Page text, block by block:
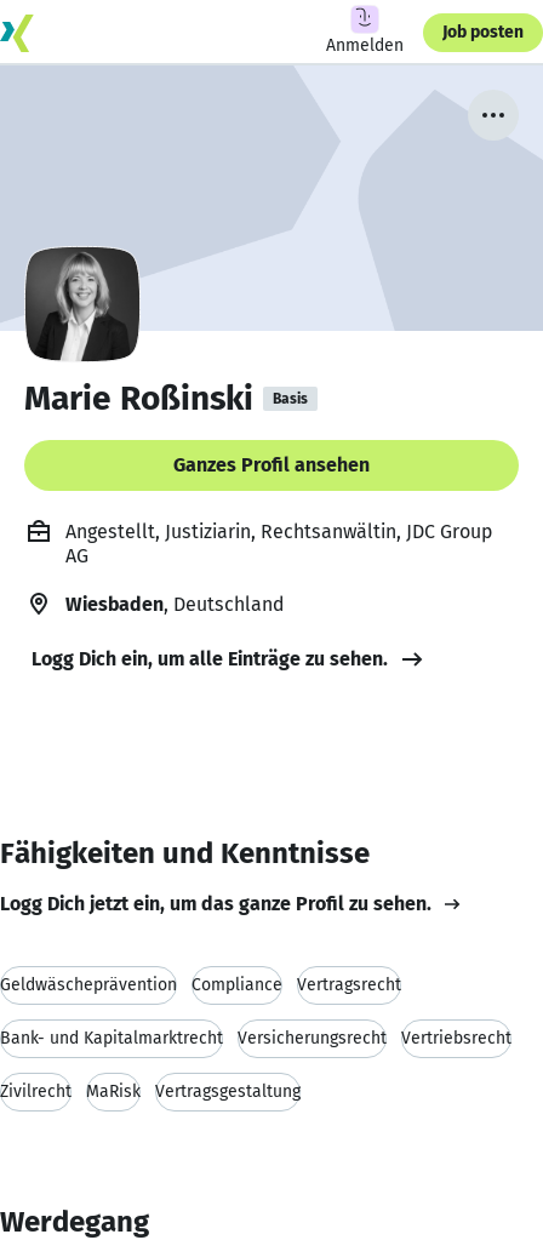
Anmelden
Job posten
Marie Roßinski Basis
Ganzes Profil ansehen
Angestellt, Justiziarin, Rechtsanwältin, JDC Group
AG
Wiesbaden, Deutschland
Logg Dich ein, um alle Einträge zu sehen.
Fähigkeiten und Kenntnisse
Logg Dich jetzt ein, um das ganze Profil zu sehen.
Geldwäscheprävention Compliance Vertragsrecht
Bank- und Kapitalmarktrecht Versicherungsrecht Vertriebsrecht
Zivilrecht MaRisk Vertragsgestaltung
Werdegang